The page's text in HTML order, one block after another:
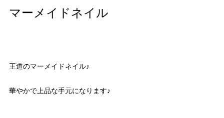
マーメイドネイル
王道のマーメイドネイル♪
華やかで上品な手元になります♪